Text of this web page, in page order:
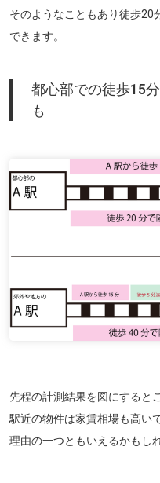
そのようなこともあり徒歩20
できます。
都心部での徒歩15
も
先程の計測結果を図にすると
駅近の物件は家賃相場も高い
理由の一つともいえるかもし